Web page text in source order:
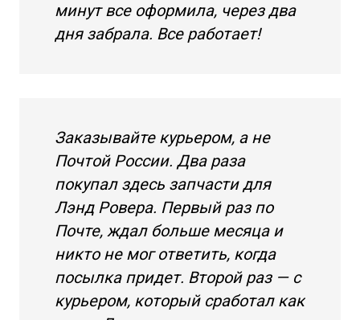
минут все оформила, через два
дня забрала. Все работает!
Заказывайте курьером, а не
Почтой России. Два раза
покупал здесь запчасти для
Лэнд Ровера. Первый раз по
Почте, ждал больше месяца и
никто не мог ответить, когда
посылка придет. Второй раз — с
курьером, который сработал как